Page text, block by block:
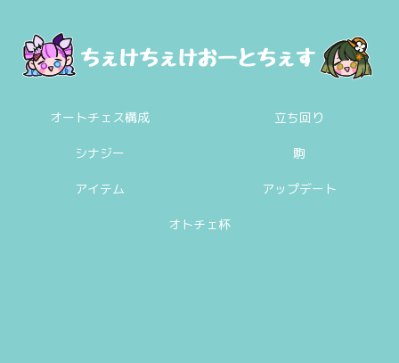
オートチェス構成 立ち回り
シナジー 駒
アイテム アップデート
オトチェ杯